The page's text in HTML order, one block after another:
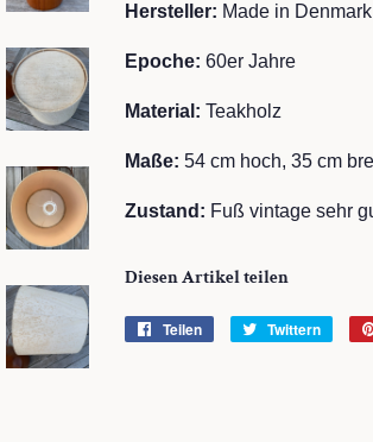
Hersteller: Made in Denmark
Epoche: 60er Jahre
Material: Teakholz
Maße: 54 cm hoch, 35 cm
Zustand: Fuß vintage sehr
Diesen Artikel teilen
Teilen Twittern